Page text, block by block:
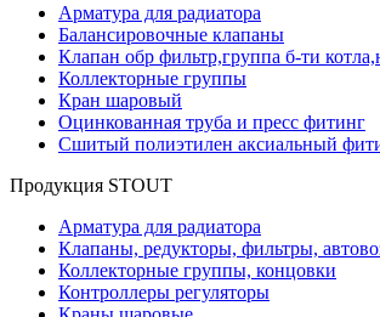
Арматура для радиатора
Балансировочные клапаны
Клапан обр фильтр,группа б-ти
Коллекторные группы
Кран шаровый
Оцинкованная труба и пресс фитинг
Сшитый полиэтилен аксиальный
Продукция STOUT
Арматура для радиатора
Клапаны, редукторы, фильтры,
Коллекторные группы, концовки
Контроллеры регуляторы